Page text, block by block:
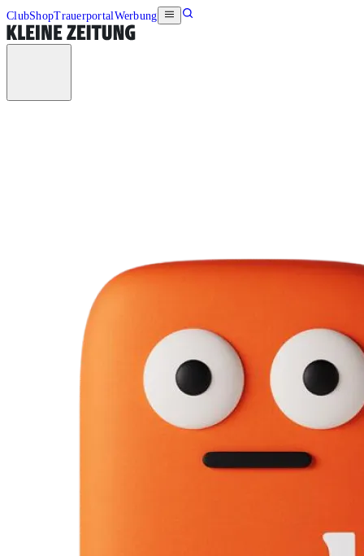
ClubShopTrauerportalWerbung